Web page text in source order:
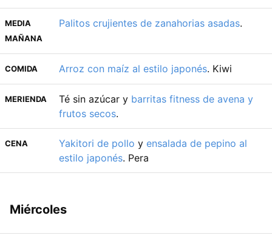
MEDIA
MAÑANA
Palitos crujientes de zanahorias asadas.
COMIDA Arroz con maíz al estilo japonés. Kiwi
MERIENDA Té sin azúcar y barritas fitness de avena y
frutos secos.
CENA Yakitori de pollo y ensalada de pepino al
estilo japonés. Pera
Miércoles